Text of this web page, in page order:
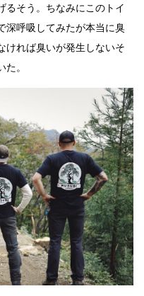
るそう。ちなみにこのトイ
深呼吸してみたが本当に臭
ければ臭いが発生しないそ
。